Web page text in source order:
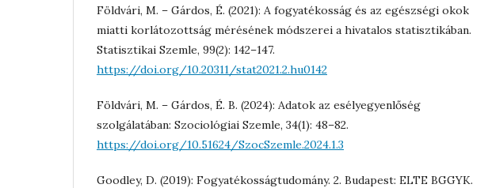
Földvári, M. – Gárdos, É. (2021): A fogyatékosság és az egészségi okok
miatti korlátozottság mérésének módszerei a hivatalos statisztikában.
Statisztikai Szemle, 99(2): 142–147.
https://doi.org/10.20311/stat2021.2.hu0142
Földvári, M. – Gárdos, É. B. (2024): Adatok az esélyegyenlőség
szolgálatában: Szociológiai Szemle, 34(1): 48–82.
https://doi.org/10.51624/SzocSzemle.2024.1.3
Goodley, D. (2019): Fogyatékosságtudomány. 2. Budapest: ELTE BGGYK.